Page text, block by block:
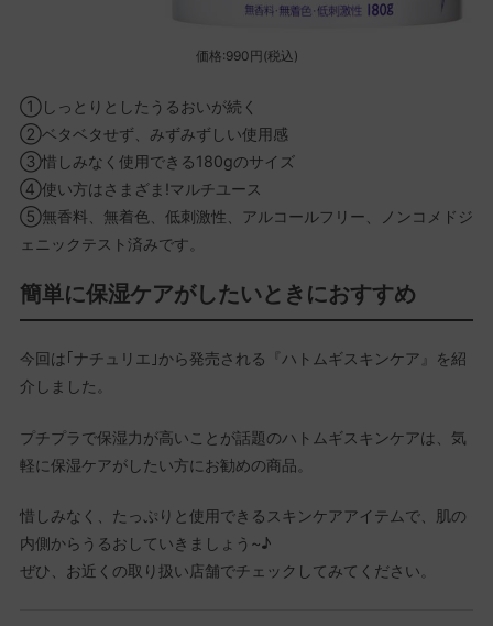
価格:990円(税込)
①しっとりとしたうるおいが続く
②ベタベタせず、みずみずしい使用感
③惜しみなく使用できる180gのサイズ
④使い方はさまざま!マルチユース
⑤無香料、無着色、低刺激性、アルコールフリー、ノンコメドジ
ェニックテスト済みです。
簡単に保湿ケアがしたいときにおすすめ
今回は｢ナチュリエ｣から発売される『ハトムギスキンケア』を紹
介しました。
プチプラで保湿力が高いことが話題のハトムギスキンケアは、気
軽に保湿ケアがしたい方にお勧めの商品。
惜しみなく、たっぷりと使用できるスキンケアアイテムで、肌の
内側からうるおしていきましょう~♪
ぜひ、お近くの取り扱い店舗でチェックしてみてください。